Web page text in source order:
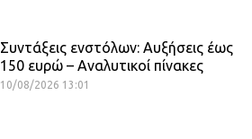
Συντάξεις ενστόλων: Αυξήσεις έως
150 ευρώ – Αναλυτικοί πίνακες
10/08/2026 13:01